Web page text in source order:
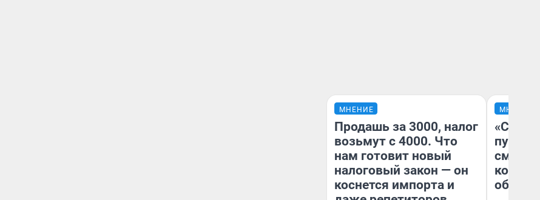
МНЕНИЕ
Продашь за 3000, налог
возьмут с 4000. Что
нам готовит новый
налоговый закон — он
коснется импорта и
МНЕНИЕ